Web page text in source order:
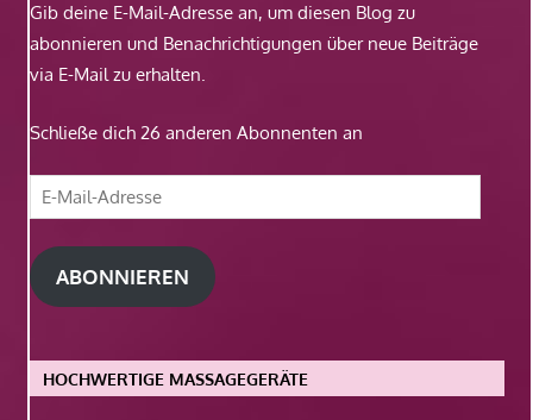
Gib deine E-Mail-Adresse an, um diesen Blog zu
abonnieren und Benachrichtigungen über neue Beiträge
via E-Mail zu erhalten.
Schließe dich 26 anderen Abonnenten an
E-
Mail-
Adresse
ABONNIEREN
HOCHWERTIGE MASSAGEGERÄTE